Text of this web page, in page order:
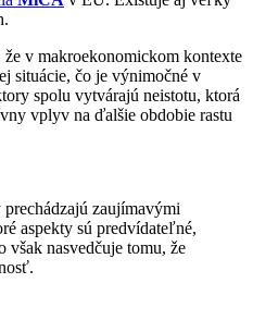
v makroekonomickom kontexte
situácie, čo je výnimočné v
spolu vytvárajú neistotu, ktorá
vplyv na ďalšie obdobie rastu
zaujímavými
aspekty sú predvídateľné,
však nasvedčuje tomu, že